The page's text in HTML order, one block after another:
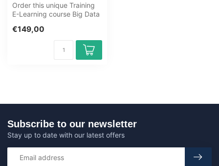
Order this unique Training
E-Learning course Big Data
Sp...
€149,00
Subscribe to our newsletter
Stay up to date with our latest offers